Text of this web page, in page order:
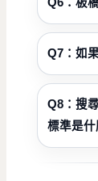
Q6：板
Q7：如
Q8：搜
標準是什